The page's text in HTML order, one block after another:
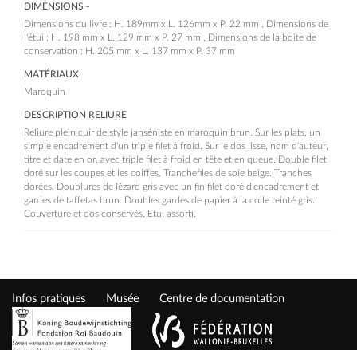
DIMENSIONS -
Dimensions du livre : H. 189mm x L. 126mm x P. 22 mm , Dimensions de
l'étui : H. 198 mm x L. 129 mm x P. 27 mm , Dimensions de la boite de
conservation : H. 205 mm x L. 137 mm x P. 37 mm
MATÉRIAUX
Maroquin
DESCRIPTION RELIURE
Reliure plein cuir de style janséniste en maroquin brun. Sur les plats, un
simple encadrement d'un triple filet à froid. Sur le dos lisse, nom d'auteur,
titre et date en or, avec triple filet à froid en tête et en queue. Double filet
doré sur les coupes et les coiffes. Tranchefiles de soie beige. Tranches
dorées. Doublures de lézard gris avec un fin filet doré d'encadrement et
gardes de taffetas brun. Doubles gardes de papier à la colle teinté gris.
Couverture et dos conservés. Etui assorti.
Infos pratiques Musée Centre de documentation